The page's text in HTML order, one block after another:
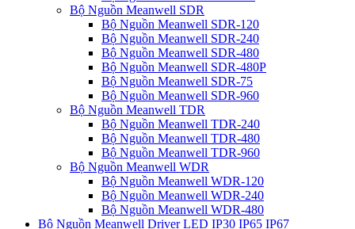
Bộ Nguồn Meanwell SDR
Bộ Nguồn Meanwell SDR-120
Bộ Nguồn Meanwell SDR-240
Bộ Nguồn Meanwell SDR-480
Bộ Nguồn Meanwell SDR-480P
Bộ Nguồn Meanwell SDR-75
Bộ Nguồn Meanwell SDR-960
Bộ Nguồn Meanwell TDR
Bộ Nguồn Meanwell TDR-240
Bộ Nguồn Meanwell TDR-480
Bộ Nguồn Meanwell TDR-960
Bộ Nguồn Meanwell WDR
Bộ Nguồn Meanwell WDR-120
Bộ Nguồn Meanwell WDR-240
Bộ Nguồn Meanwell WDR-480
Bộ Nguồn Meanwell Driver LED IP30 IP65 IP67